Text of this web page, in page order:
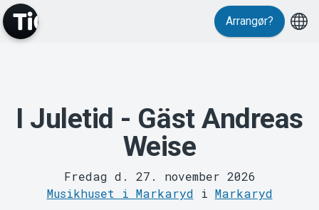
MyTickster
Arrangør?
I Juletid - Gäst Andreas
Weise
Fredag d. 27. november 2026
Musikhuset i Markaryd i Markaryd